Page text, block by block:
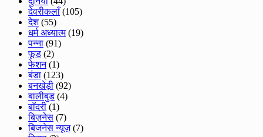
देवरीकलाँ(105)
देश(55)
धर्म अध्यात्म(19)
पन्ना (91)
फूड (2)
फेशन(1)
बंडा (123)
बनखेड़ी (92)
बालीबुड (4)
बाॅदरी (1)
बिज़नेस (7)
बिजनेस न्यूज़(7)